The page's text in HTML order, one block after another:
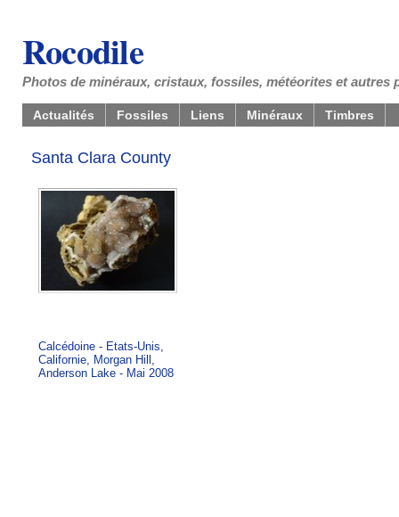
Rocodile
Photos de minéraux, cristaux, fossiles, météorites et
Actualités Fossiles Liens Minéraux Timbres
Santa Clara County
Calcédoine - Etats-Unis,
Californie, Morgan Hill,
Anderson Lake - Mai 2008